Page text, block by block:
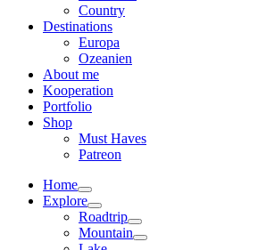
Country
Destinations
Europa
Ozeanien
About me
Kooperation
Portfolio
Shop
Must Haves
Patreon
Home
Explore
Roadtrip
Mountain